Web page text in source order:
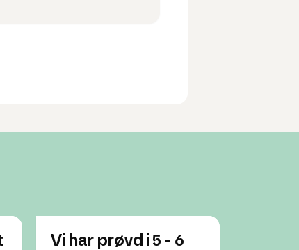
Vi har prøvd i 5 - 6